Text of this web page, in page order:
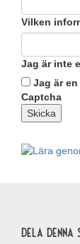
Vilken
Jag är inte
Jag är
Captcha
Skicka
Dela denna